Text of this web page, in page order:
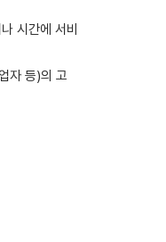
시간에 서비
자 등)의 고